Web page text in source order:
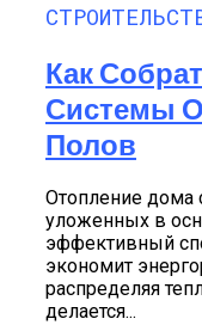
Как
Системы
Полов
Отопление дома
уложенных в
эффективный
экономит
распределяя
делается...